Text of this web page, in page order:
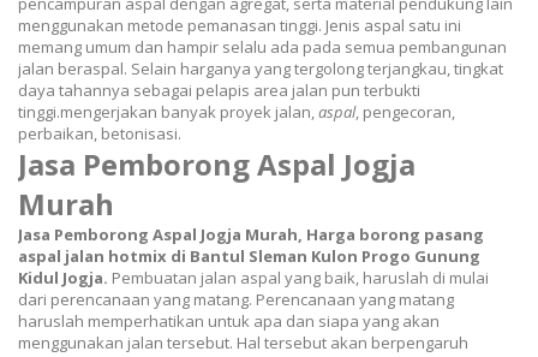
menggunakan metode pemanasan tinggi. Jenis aspal satu ini
memang umum dan hampir selalu ada pada semua pembangunan
jalan beraspal. Selain harganya yang tergolong terjangkau, tingkat
daya tahannya sebagai pelapis area jalan pun terbukti
tinggi.mengerjakan banyak proyek jalan, aspal, pengecoran,
perbaikan, betonisasi.
Jasa Pemborong Aspal Jogja
Murah
Jasa Pemborong Aspal Jogja Murah, Harga borong pasang
aspal jalan hotmix di Bantul Sleman Kulon Progo Gunung
Kidul Jogja. Pembuatan jalan aspal yang baik, haruslah di mulai
dari perencanaan yang matang. Perencanaan yang matang
haruslah memperhatikan untuk apa dan siapa yang akan
menggunakan jalan tersebut. Hal tersebut akan berpengaruh